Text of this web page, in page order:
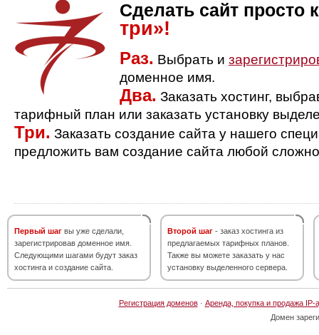
Сделать сайт просто
три»!
Раз. Выбрать и
доменное имя.
Два. Заказать хостинг,
тарифный план или заказать установку
Три. Заказать создание сайта у нашего
предложить вам создание сайта любой
Первый шаг вы уже сделали,
зарегистрировав доменное имя.
Следующими шагами будут заказ
хостинга и создание сайта.
Второй шаг - заказ хостинга из
предлагаемых тарифных планов.
Также вы можете заказать у нас
установку выделенного сервера.
Регистрация доменов· Аренда, покупка и продажа IP-
Домен